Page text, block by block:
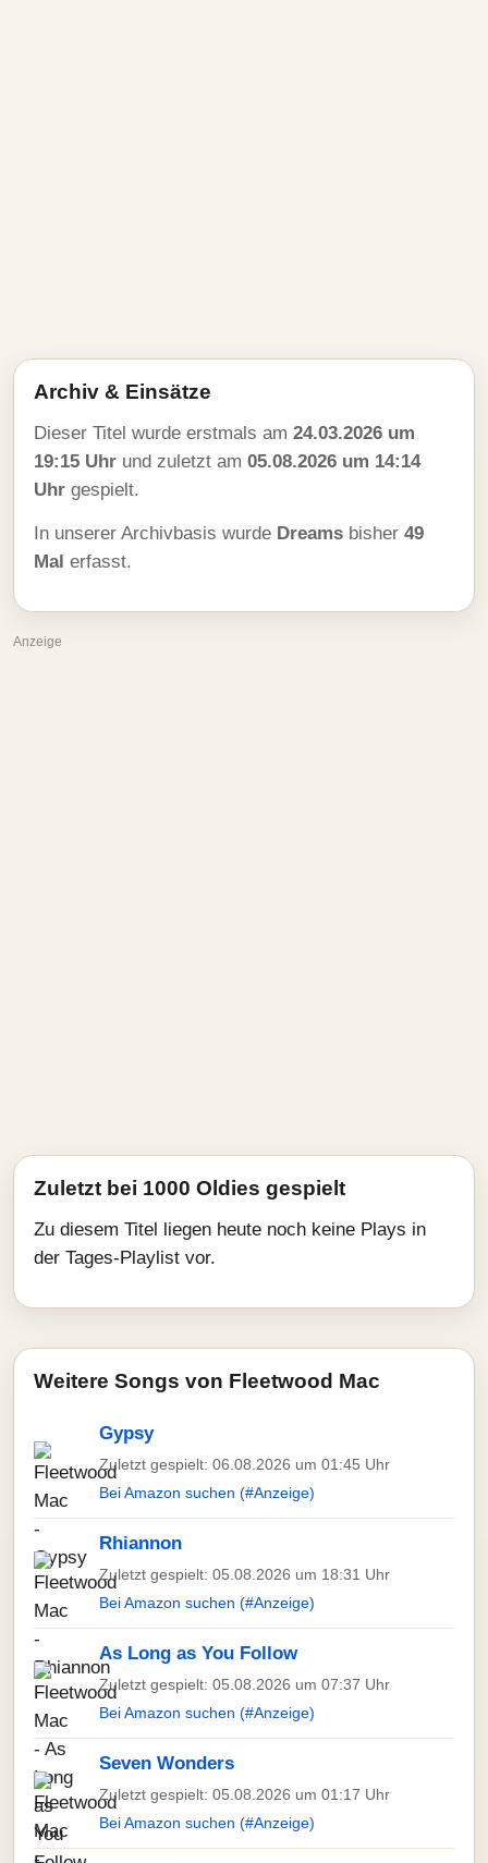
Archiv & Einsätze
Dieser Titel wurde erstmals am 24.03.2026 um
19:15 Uhr und zuletzt am 05.08.2026 um 14:14
Uhr gespielt.
In unserer Archivbasis wurde Dreams bisher 49
Mal erfasst.
Anzeige
Zuletzt bei 1000 Oldies gespielt
Zu diesem Titel liegen heute noch keine Plays in
der Tages-Playlist vor.
Weitere Songs von Fleetwood Mac
Gypsy
Zuletzt gespielt: 06.08.2026 um 01:45 Uhr
Bei Amazon suchen (#Anzeige)
Rhiannon
Zuletzt gespielt: 05.08.2026 um 18:31 Uhr
Bei Amazon suchen (#Anzeige)
As Long as You Follow
Zuletzt gespielt: 05.08.2026 um 07:37 Uhr
Bei Amazon suchen (#Anzeige)
Seven Wonders
Zuletzt gespielt: 05.08.2026 um 01:17 Uhr
Bei Amazon suchen (#Anzeige)